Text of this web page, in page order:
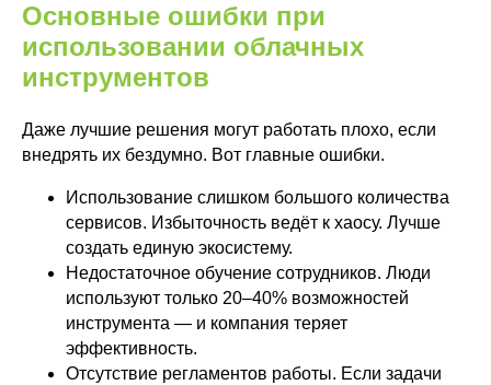
Основные ошибки при
использовании облачных
инструментов
Даже лучшие решения могут работать плохо, если
внедрять их бездумно. Вот главные ошибки.
Использование слишком большого количества
сервисов. Избыточность ведёт к хаосу. Лучше
создать единую экосистему.
Недостаточное обучение сотрудников. Люди
используют только 20–40% возможностей
инструмента — и компания теряет
эффективность.
Отсутствие регламентов работы. Если задачи
+7 707 489-28-18
Телефон
sales@zerobit.kz
Почта
Реквизиты компании
Товарищество с ограниченной
ответственностью "Zerobit (Зеробит)"
050023 Казахстан, Алматы,
улица Алмалы Бак, д. 15
Адрес